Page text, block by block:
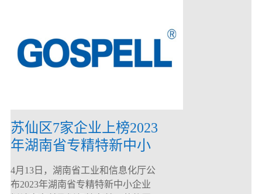
苏仙区7家企业上榜2023
年湖南省专精特新中小
企业
4月13日，湖南省工业和信息化厅公
布2023年湖南省专精特新中小企业